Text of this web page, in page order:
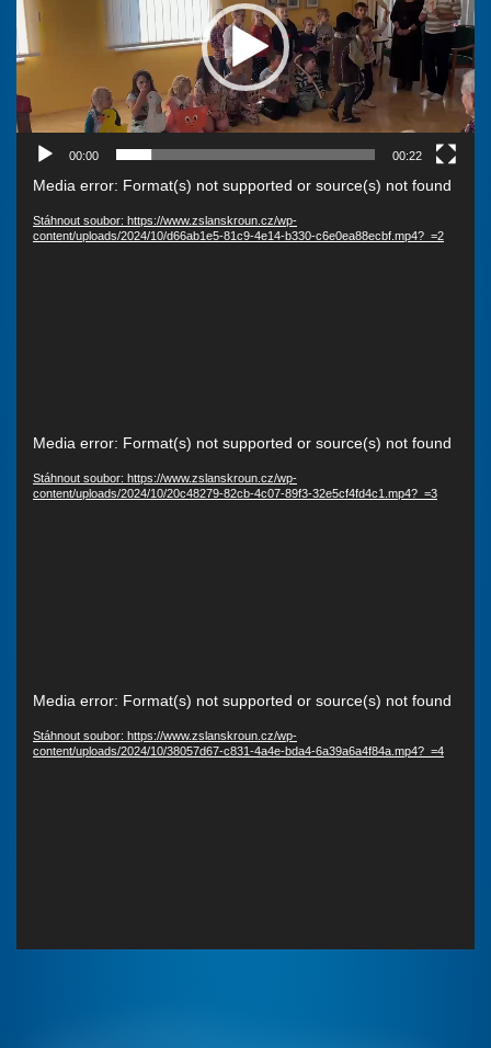
00:00 00:22
Video
přehrávač
Media error: Format(s) not supported or source(s) not found
Stáhnout soubor: https://www.zslanskroun.cz/wp-
content/uploads/2024/10/d66ab1e5-81c9-4e14-b330-c6e0ea88ecbf.mp4?_=2
Video
přehrávač
Media error: Format(s) not supported or source(s) not found
Stáhnout soubor: https://www.zslanskroun.cz/wp-
content/uploads/2024/10/20c48279-82cb-4c07-89f3-32e5cf4fd4c1.mp4?_=3
Video
přehrávač
Media error: Format(s) not supported or source(s) not found
Stáhnout soubor: https://www.zslanskroun.cz/wp-
content/uploads/2024/10/38057d67-c831-4a4e-bda4-6a39a6a4f84a.mp4?_=4